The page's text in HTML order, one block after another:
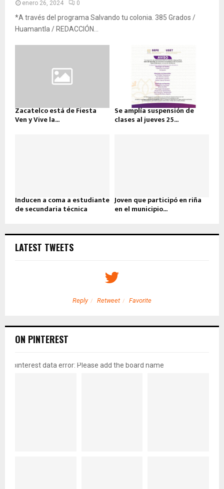
enero 26, 2024 0
*A través del programa Salvando tu colonia. 385 Grados /
Huamantla / REDACCIÓN...
Zacatelco está de Fiesta
Ven y Vive la...
Se amplía suspensión de
clases al jueves 25...
Inducen a coma a estudiante
de secundaria técnica
Joven que participó en riña
en el municipio...
LATEST TWEETS
Reply Retweet Favorite
ON PINTEREST
pinterest data error: Please add the board name